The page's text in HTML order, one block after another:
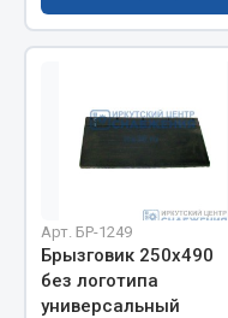
Изолента
Весь раздел
Амортизаторы для
Весь раздел
Арт. БР-1249
Брызговик 250х490
без логотипа
универсальный